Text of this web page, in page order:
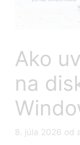
Ako
na
8. júla 2026 od